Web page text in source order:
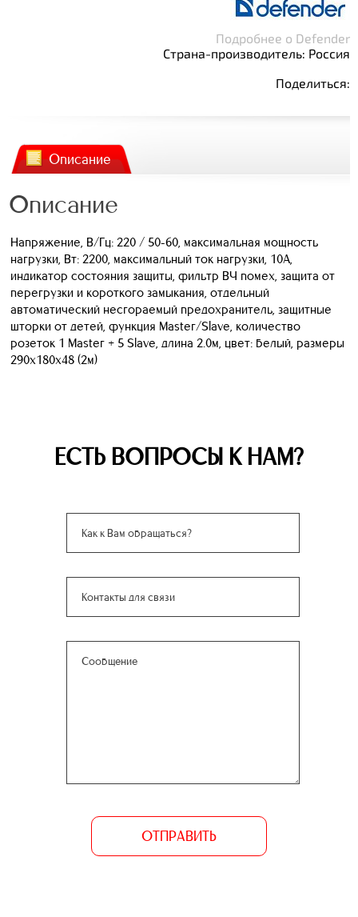
Подробнее о Defender
Страна-производитель: Россия
Поделиться:
Описание
Описание
Напряжение, В/Гц: 220 / 50-60, максимальная мощность
нагрузки, Вт: 2200, максимальный ток нагрузки, 10А,
индикатор состояния защиты, фильтр ВЧ помех, защита от
перегрузки и короткого замыкания, отдельный
автоматический несгораемый предохранитель, защитные
шторки от детей, функция Master/Slave, количество
розеток 1 Master + 5 Slave, длина 2.0м, цвет: белый, размеры
290x180x48 (2м)
ЕСТЬ ВОПРОСЫ К НАМ?
ОТПРАВИТЬ